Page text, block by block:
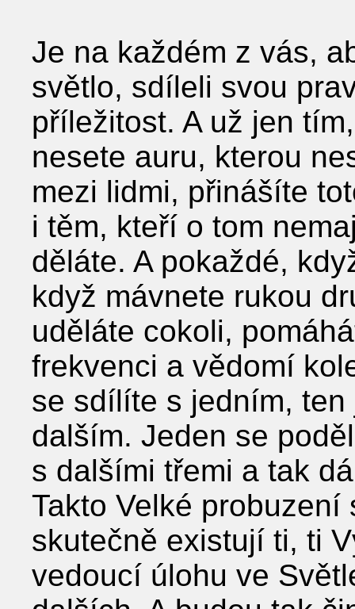
Je na každém z vás,
světlo, sdíleli svou
příležitost. A už jen
nesete auru, kterou
mezi lidmi, přinášíte
i těm, kteří o tom
děláte. A pokaždé,
když mávnete rukou
uděláte cokoli,
frekvenci a vědomí
se sdílíte s jedním,
dalším. Jeden se
s dalšími třemi a tak
Takto Velké
skutečně existují ti, ti
vedoucí úlohu ve